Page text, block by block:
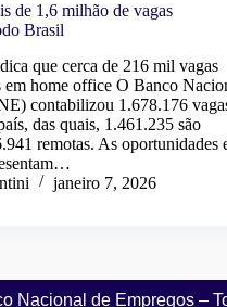
de 1,6 milhão de vagas
Brasil
que cerca de 216 mil vagas
em home office O Banco
contabilizou 1.678.176
das quais, 1.461.235 são
remotas. As oportunidades
janeiro 7, 2026
Nacional de Empregos –